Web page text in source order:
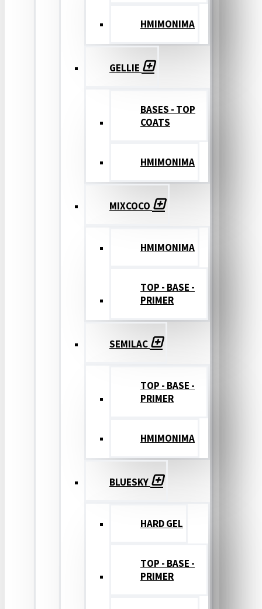
ΗΜΙΜΟΝΙΜΑ
GELLIE
BASES - TOP
COATS
ΗΜΙΜΟΝΙΜΑ
MIXCOCO
HMIMONIMA
TOP - BASE -
PRIMER
SEMILAC
TOP - BASE -
PRIMER
ΗΜΙΜΟΝΙΜΑ
BLUESKY
HARD GEL
TOP - BASE -
PRIMER